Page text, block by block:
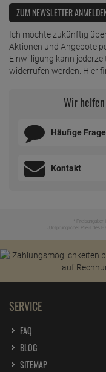
ZUM NEWSLETTER
Ich möchte zukünftig
Aktionen und Angebote
Einwilligung kann
widerrufen werden. Hier
Wir
Häufige
Kontakt
*
Ursprünglicher Preis des
SERVICE
FAQ
BLOG
SITEMAP